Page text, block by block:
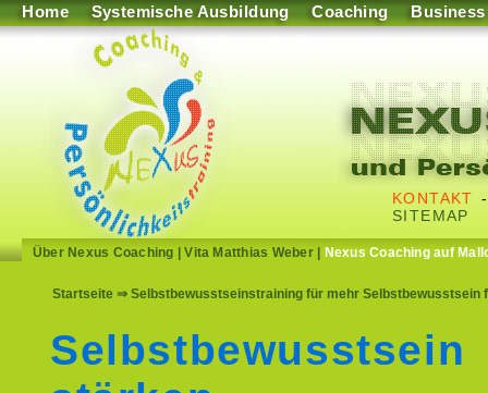
Home Systemische Ausbildung Coaching Business
KONTAKT
SITEMAP
Über Nexus Coaching |Vita Matthias Weber| Nexus Coaching auf
Startseite ⇒ Selbstbewusstseinstraining für mehr Selbstbewusstsein
Selbstbewusstsein